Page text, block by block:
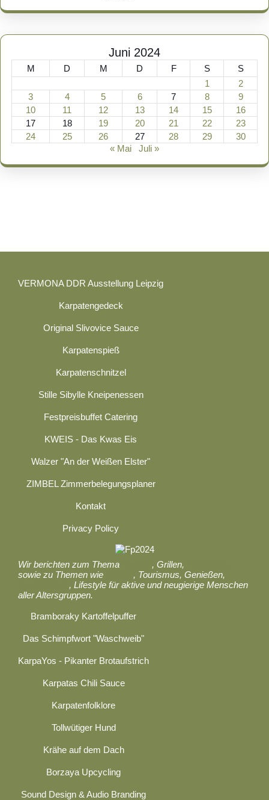
Juni 2024
M D M D F S
S
1
2
3
4 5 6 7 8
9
10
11 12 13 14 15
16
17
18 19 20 21 22
23
24
25 26 27 28 29
30
« Mai
Juli »
VERMONA DDR Ausstellung Leipzig
Karpatengedeck
Original Slivovice Sauce
Karpatenspieß
Karpatenschnitzel
Stille Sibylle Kneipenessen
Festpreisbuffet Catering
KWEIS - Das Kwas Eis
Walzer "An der Weißen Elster"
ZIMBEL Zimmerbelegungsplaner
Kontakt
Privacy Policy
Wir berichten zum Thema , Grillen,
sowie zu Themen wie
, Tourismus, Genießen,
, Lifestyle für aktive und neugierige Menschen
aller Altersgruppen.
Bramboraky Kartoffelpuffer
Das Schimpfwort "Waschweib"
KarpaYos - Pikanter Brotaufstrich
Karpatas Chili Sauce
Karpatenfolklore
Tollwütiger Hund
Krähe auf dem Dach
Borzaya Upcycling
Sound Design & Audio Branding